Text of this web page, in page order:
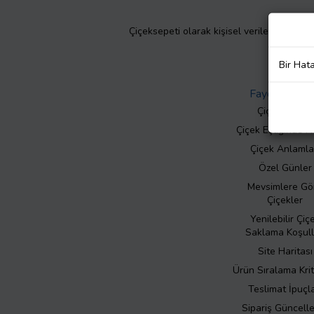
Çiçeksepeti olarak kişisel verilerinizin
Faydalı Bilgiler
Çiçek Bakımı
Çiçek Eşliğinde
Çiçek
Özel Günler
Mevsimlere
Çiçekler
Yenilebilir
Saklama
Site Haritası
Ürün Sıralama
Teslimat
Sipariş
Bir